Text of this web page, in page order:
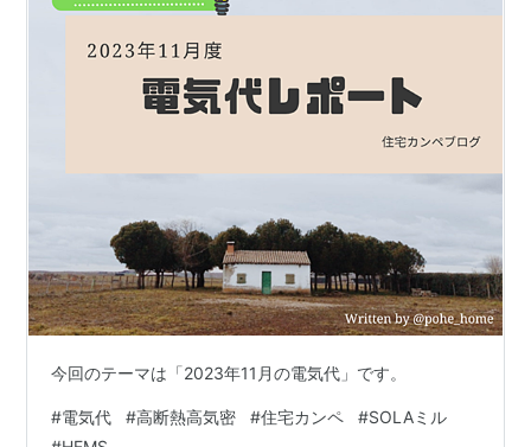
今回のテーマは「2023年11月の電気代」です。
#電気代 #高断熱高気密 #住宅カンペ #SOLAミル